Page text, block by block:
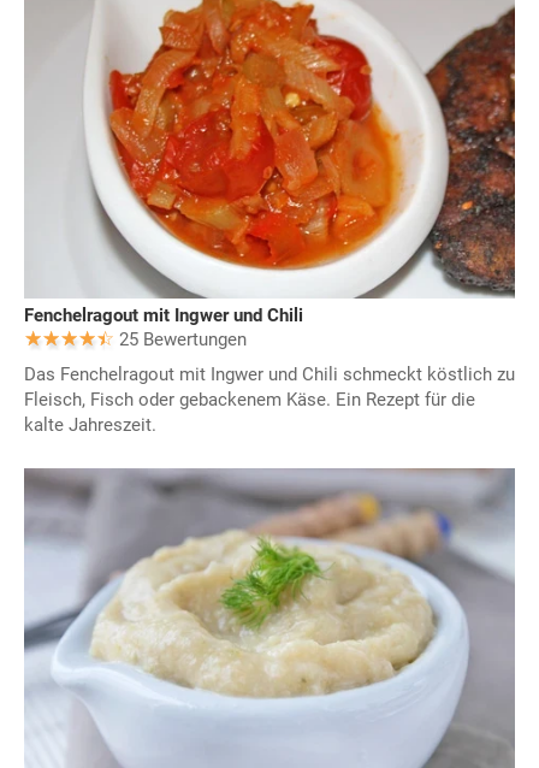
Fenchelragout mit Ingwer und Chili
25 Bewertungen
Das Fenchelragout mit Ingwer und Chili schmeckt köstlich zu
Fleisch, Fisch oder gebackenem Käse. Ein Rezept für die
kalte Jahreszeit.